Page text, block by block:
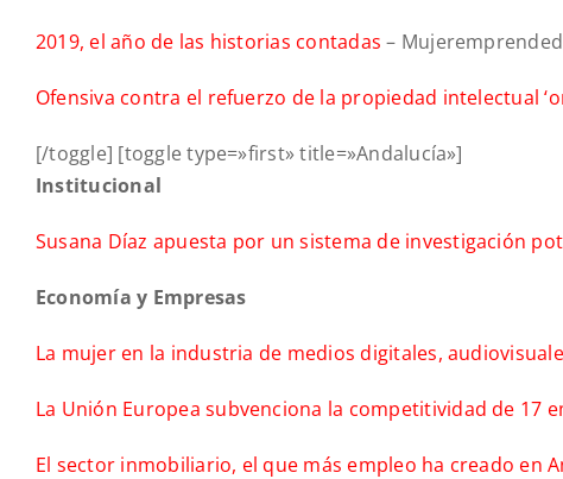
2019, el año de las historias contadas –
Ofensiva contra el refuerzo de la propiedad intelectual
[/toggle] [toggle type=»first» title=»Andalucía»]
Institucional
Susana Díaz apuesta por un sistema de investigación
Economía y Empresas
La mujer en la industria de medios digitales,
La Unión Europea subvenciona la competitividad de 17
El sector inmobiliario, el que más empleo ha creado en